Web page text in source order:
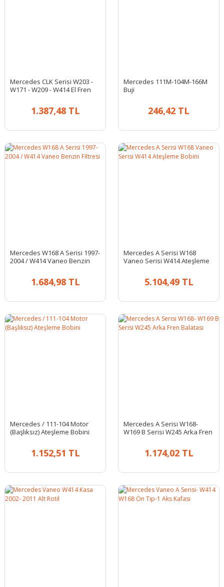
Mercedes CLK Serisi W203 -
W171 - W209 - W414 El Fren
1.387,48 TL
Mercedes 111M-104M-166M
Buji
246,42 TL
Mercedes W168 A Serisi 1997-
2004 / W414 Vaneo Benzin
1.684,98 TL
Mercedes A Serisi W168
Vaneo Serisi W414 Ateşleme
5.104,49 TL
Mercedes / 111-104 Motor
(Başlıksız) Ateşleme Bobini
1.152,51 TL
Mercedes A Serisi W168-
W169 B Serisi W245 Arka Fren
1.174,02 TL